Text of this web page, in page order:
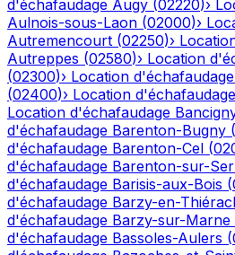
d'échafaudage Augy (02220)›
Aulnois-sous-Laon (02000)›
Autremencourt (02250)›
Autreppes (02580)› Location
(02300)› Location d'échafaudage
(02400)› Location d'échafaudage
Location d'échafaudage
d'échafaudage Barenton-Bugny (
d'échafaudage Barenton-Cel (
d'échafaudage Barenton-sur-
d'échafaudage Barisis-aux-Bois (
d'échafaudage Barzy-en-
d'échafaudage Barzy-sur-Marne
d'échafaudage Bassoles-Aulers (